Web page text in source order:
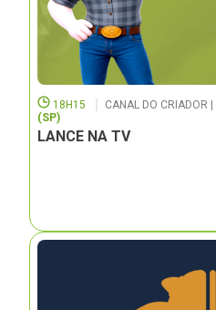
18H15 CANAL DO CRIADOR
(SP)
LANCE NA TV